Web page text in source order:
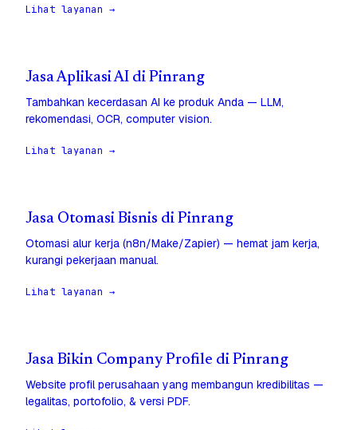
Lihat layanan →
Jasa Aplikasi AI di Pinrang
Tambahkan kecerdasan AI ke produk Anda — LLM,
rekomendasi, OCR, computer vision.
Lihat layanan →
Jasa Otomasi Bisnis di Pinrang
Otomasi alur kerja (n8n/Make/Zapier) — hemat jam kerja,
kurangi pekerjaan manual.
Lihat layanan →
Jasa Bikin Company Profile di Pinrang
Website profil perusahaan yang membangun kredibilitas —
legalitas, portofolio, & versi PDF.